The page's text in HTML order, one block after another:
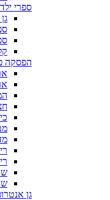
ספרי
הפסקה
גן